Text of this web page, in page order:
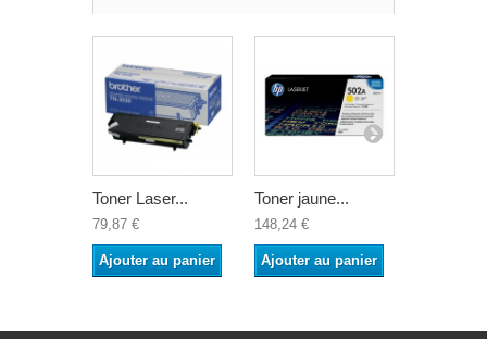
Toner Laser...
79,87 €
Ajouter au panier
Toner jaune...
148,24 €
Ajouter au panier